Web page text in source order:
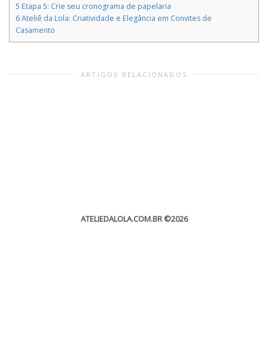
5 Etapa 5: Crie seu cronograma de papelaria
6Ateliê da Lola: Criatividade e Elegância em Convites de
Casamento
ARTIGOS RELACIONADOS
ATELIEDALOLA.COM.BR©2026